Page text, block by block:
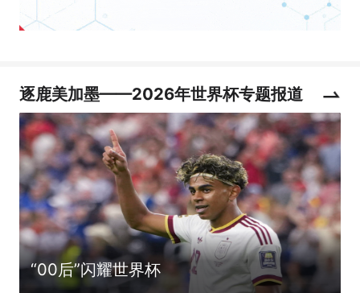
逐鹿美加墨——2026年世界杯专题报道
“00后”闪耀世界杯